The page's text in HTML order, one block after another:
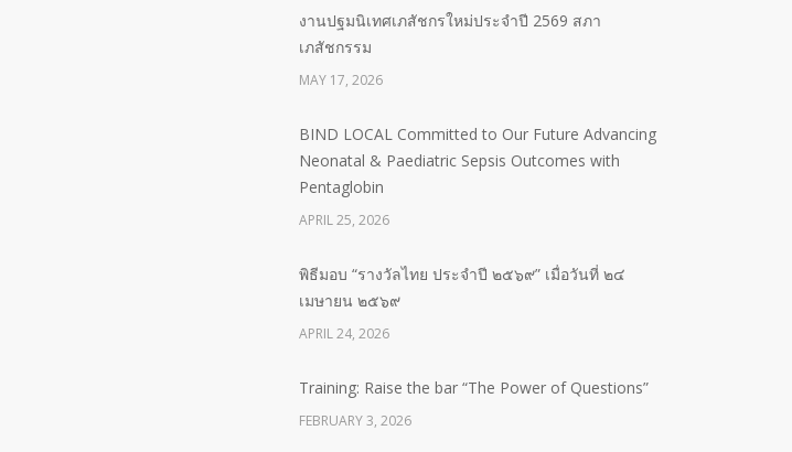
งานปฐมนิเทศเภสัชกรใหม่ประจำปี 2569 สภา
เภสัชกรรม
MAY 17, 2026
BIND LOCAL Committed to Our Future Advancing
Neonatal & Paediatric Sepsis Outcomes with
Pentaglobin
APRIL 25, 2026
พิธีมอบ “รางวัลไทย ประจำปี ๒๕๖๙” เมื่อวันที่ ๒๔
เมษายน ๒๕๖๙
APRIL 24, 2026
Training: Raise the bar “The Power of Questions”
FEBRUARY 3, 2026